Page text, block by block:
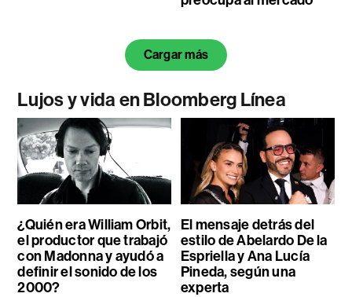
Cargar más
Lujos y vida en Bloomberg Línea
¿Quién era William Orbit,
el productor que trabajó
con Madonna y ayudó a
definir el sonido de los
2000?
El mensaje detrás del
estilo de Abelardo De la
Espriella y Ana Lucía
Pineda, según una
experta